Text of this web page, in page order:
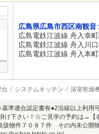
広島県広島市西区南観音
広島電鉄江波線 舟入幸
広島電鉄江波線 舟入川
広島電鉄江波線 舟入本
台 システムキッチン 浴室乾燥
基準適合認定書有●2沿線以上利
け下さい！☆ご見学の予約は→【
扱物件７０８７件 その内未公開